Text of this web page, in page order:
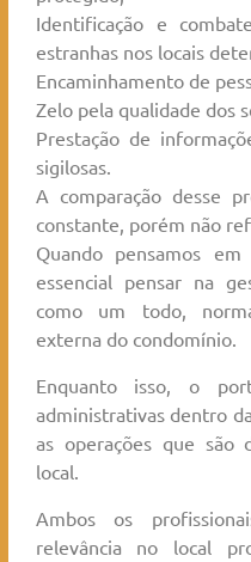
Identificação e
estranhas nos locais
Encaminhamento de
Zelo pela qualidade dos
Prestação de
sigilosas.
A comparação desse
constante, porém não
Quando pensamos
essencial pensar na
como um todo,
externa do condomínio.
Enquanto isso, o
administrativas dentro
as operações que são
local.
Ambos os
relevância no local